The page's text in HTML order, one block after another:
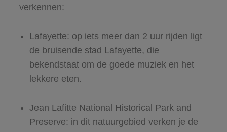
verkennen:
Lafayette: op iets meer dan 2 uur rijden ligt
de bruisende stad Lafayette, die
bekendstaat om de goede muziek en het
lekkere eten.
Jean Lafitte National Historical Park and
Preserve: in dit natuurgebied verken je de